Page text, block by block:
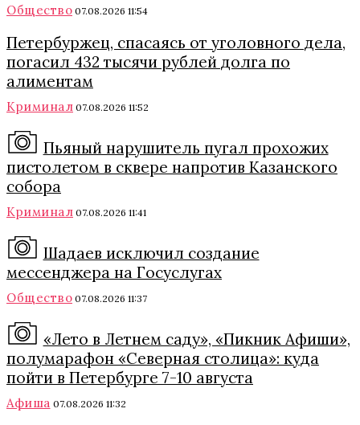
Общество 07.08.2026 11:54
Петербуржец, спасаясь от уголовного дела,
погасил 432 тысячи рублей долга по
алиментам
Криминал 07.08.2026 11:52
Пьяный нарушитель пугал прохожих
пистолетом в сквере напротив Казанского
собора
Криминал 07.08.2026 11:41
Шадаев исключил создание
мессенджера на Госуслугах
Общество 07.08.2026 11:37
«Лето в Летнем саду», «Пикник Афиши»,
полумарафон «Северная столица»: куда
пойти в Петербурге 7-10 августа
Афиша 07.08.2026 11:32